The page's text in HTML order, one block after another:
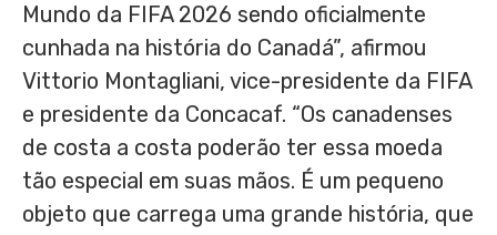
Mundo da FIFA 2026 sendo oficialmente
cunhada na história do Canadá”, afirmou
Vittorio Montagliani, vice-presidente da FIFA
e presidente da Concacaf. “Os canadenses
de costa a costa poderão ter essa moeda
tão especial em suas mãos. É um pequeno
objeto que carrega uma grande história, que